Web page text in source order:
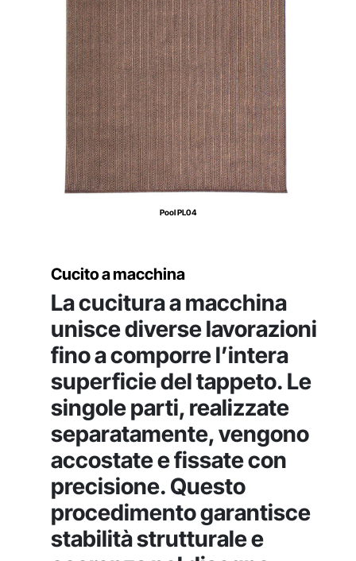
Pool PL04
Cucito a macchina
La cucitura a macchina
unisce diverse lavorazioni
fino a comporre l’intera
superficie del tappeto. Le
singole parti, realizzate
separatamente, vengono
accostate e fissate con
precisione. Questo
procedimento garantisce
stabilità strutturale e